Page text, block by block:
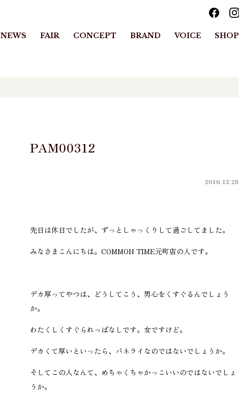
NEWS FAIR CONCEPT BRAND VOICE SHOP
PAM00312
2016.12.28
先日は休日でしたが、ずっとしゃっくりして過ごしてました。
みなさまこんにちは。COMMON TIME元町店の人です。
デカ厚ってやつは、どうしてこう、男心をくすぐるんでしょう
か。
わたくしくすぐられっぱなしです。女ですけど。
デカくて厚いといったら、パネライなのではないでしょうか。
そしてこの人なんて、めちゃくちゃかっこいいのではないでしょ
うか。